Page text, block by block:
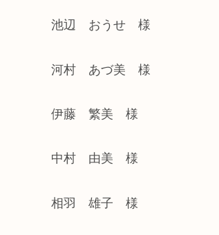
池辺 おうせ 様
河村 あづ美 様
伊藤 繁美 様
中村 由美 様
相羽 雄子 様